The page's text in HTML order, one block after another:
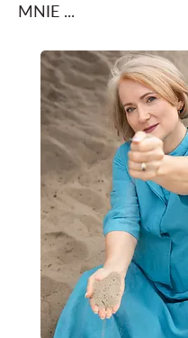
MNIE ...